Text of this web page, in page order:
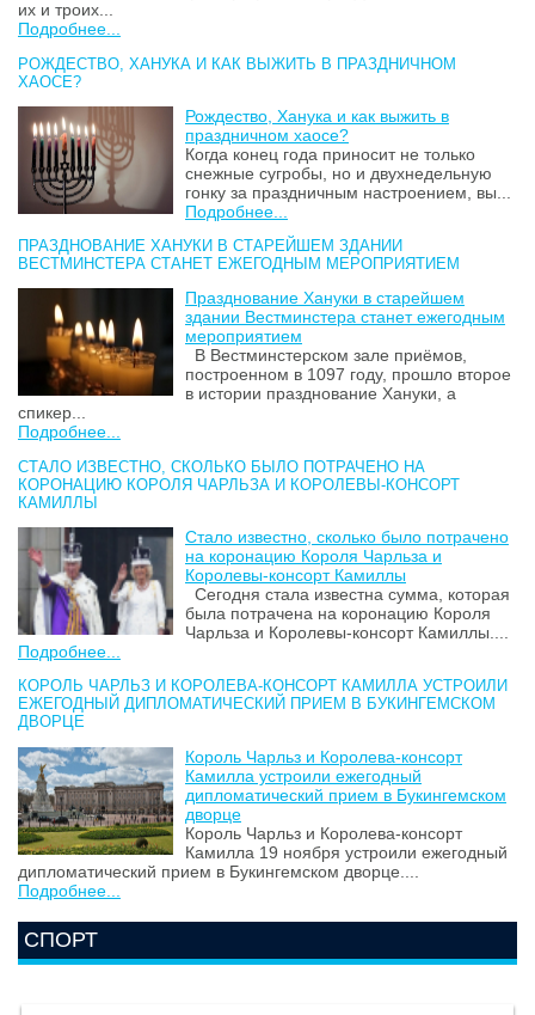
их и троих...
Подробнее...
РОЖДЕСТВО, ХАНУКА И КАК ВЫЖИТЬ В ПРАЗДНИЧНОМ
ХАОСЕ?
Рождество, Ханука и как выжить в
праздничном хаосе?
Когда конец года приносит не только
снежные сугробы, но и двухнедельную
гонку за праздничным настроением, вы...
Подробнее...
ПРАЗДНОВАНИЕ ХАНУКИ В СТАРЕЙШЕМ ЗДАНИИ
ВЕСТМИНСТЕРА СТАНЕТ ЕЖЕГОДНЫМ МЕРОПРИЯТИЕМ
Празднование Хануки в старейшем
здании Вестминстера станет ежегодным
мероприятием
В Вестминстерском зале приёмов,
построенном в 1097 году, прошло второе
в истории празднование Хануки, а
спикер...
Подробнее...
СТАЛО ИЗВЕСТНО, СКОЛЬКО БЫЛО ПОТРАЧЕНО НА
КОРОНАЦИЮ КОРОЛЯ ЧАРЛЬЗА И КОРОЛЕВЫ-КОНСОРТ
КАМИЛЛЫ
Стало известно, сколько было потрачено
на коронацию Короля Чарльза и
Королевы-консорт Камиллы
Сегодня стала известна сумма, которая
была потрачена на коронацию Короля
Чарльза и Королевы-консорт Камиллы....
Подробнее...
КОРОЛЬ ЧАРЛЬЗ И КОРОЛЕВА-КОНСОРТ КАМИЛЛА УСТРОИЛИ
ЕЖЕГОДНЫЙ ДИПЛОМАТИЧЕСКИЙ ПРИЕМ В БУКИНГЕМСКОМ
ДВОРЦЕ
Король Чарльз и Королева-консорт
Камилла устроили ежегодный
дипломатический прием в Букингемском
дворце
Король Чарльз и Королева-консорт
Камилла 19 ноября устроили ежегодный
дипломатический прием в Букингемском дворце....
Подробнее...
СПОРТ